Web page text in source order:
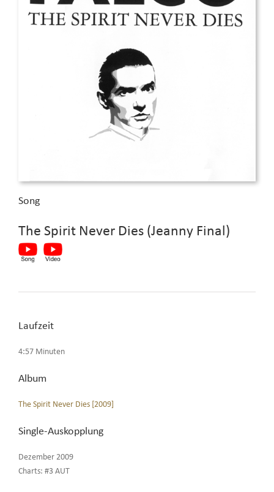
Song
The Spirit Never Dies (Jeanny Final)
Laufzeit
4:57 Minuten
Album
The Spirit Never Dies [2009]
Single-Auskopplung
Dezember 2009
Charts: #3 AUT